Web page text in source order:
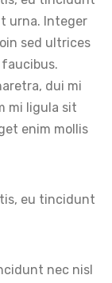
urna. Integer
sed ultrices
dui mi
mi ligula sit
enim mollis
eu tincidunt
nec nisl